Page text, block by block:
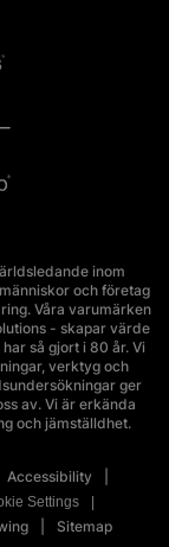
inom
och företag
Våra varumärken
- skapar värde
så gjort i 80 år. Vi
verktyg och
ger
av. Vi är erkända
och jämställdhet.
Accessibility
Settings
Sitemap